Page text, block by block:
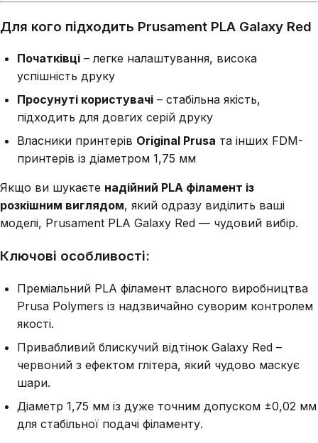
Для кого підходить Prusament PLA Galaxy Red
Початківці – легке налаштування, висока
успішність друку
Просунуті користувачі – стабільна якість,
підходить для довгих серій друку
Власники принтерів Original Prusa та інших FDM-
принтерів із діаметром 1,75 мм
Якщо ви шукаєте надійний PLA філамент із
розкішним виглядом, який одразу виділить ваші
моделі, Prusament PLA Galaxy Red — чудовий вибір.
Ключові особливості:
Преміальний PLA філамент власного виробництва
Prusa Polymers із надзвичайно суворим контролем
якості.
Привабливий блискучий відтінок Galaxy Red –
червоний з ефектом глітера, який чудово маскує
шари.
Діаметр 1,75 мм із дуже точним допуском ±0,02 мм
для стабільної подачі філаменту.